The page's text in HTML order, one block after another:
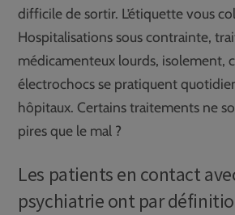
difficile de sortir. L’étiquette vous
Hospitalisations sous contrainte,
médicamenteux lourds, isolement,
électrochocs se pratiquent
hôpitaux. Certains traitements ne
pires que le mal ?
Les patients en contact
psychiatrie ont par